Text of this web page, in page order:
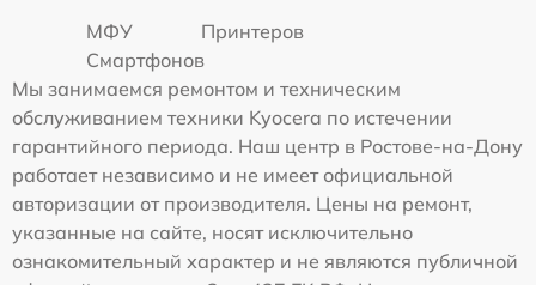
МФУ
Принтеров
Смартфонов
Мы занимаемся ремонтом и техническим
обслуживанием техники Kyocera по истечении
гарантийного периода. Наш центр в Ростове-на-Дону
работает независимо и не имеет официальной
авторизации от производителя. Цены на ремонт,
указанные на сайте, носят исключительно
ознакомительный характер и не являются публичной